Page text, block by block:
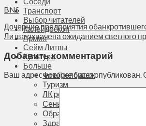
Транспорт
Выбор читателей
Калейдоскоп
Армия
Сейм Литвы
Культура
Больше
Фоторепортаж
Туризм
ЛК рекомендует
Сеньорам
Образование
Здравоохранение
BNS
Дочерние предприятия
Литва охвачена ожиданием светлого
Добавить комментарий
Ваш адрес email не будет опубликован.